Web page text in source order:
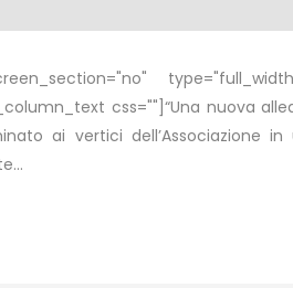
css=""]“Una nuova
ai vertici dell’Associazione